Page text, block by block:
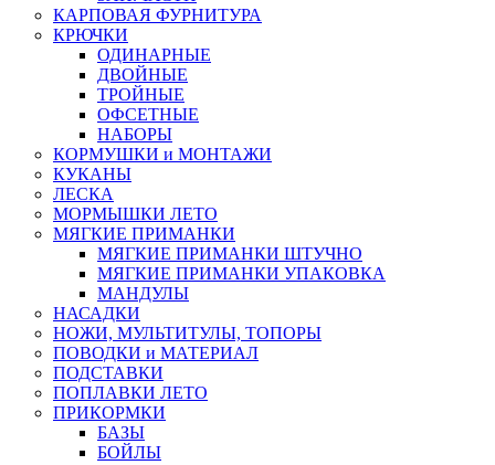
КАРПОВАЯ ФУРНИТУРА
КРЮЧКИ
ОДИНАРНЫЕ
ДВОЙНЫЕ
ТРОЙНЫЕ
ОФСЕТНЫЕ
НАБОРЫ
КОРМУШКИ и МОНТАЖИ
КУКАНЫ
ЛЕСКА
МОРМЫШКИ ЛЕТО
МЯГКИЕ ПРИМАНКИ
МЯГКИЕ ПРИМАНКИ ШТУЧНО
МЯГКИЕ ПРИМАНКИ УПАКОВКА
МАНДУЛЫ
НАСАДКИ
НОЖИ, МУЛЬТИТУЛЫ, ТОПОРЫ
ПОВОДКИ и МАТЕРИАЛ
ПОДСТАВКИ
ПОПЛАВКИ ЛЕТО
ПРИКОРМКИ
БАЗЫ
БОЙЛЫ